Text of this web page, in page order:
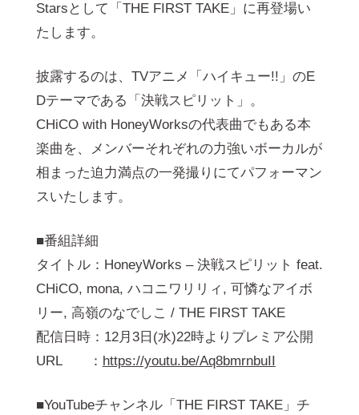
Starsとして「THE FIRST TAKE」に再登場い
たします。
披露するのは、TVアニメ「ハイキュー!!」のE
Dテーマである「決戦スピリット」。
CHiCO with HoneyWorksの代表曲でもある本
楽曲を、メンバーそれぞれの力強いボーカルが
相まった迫力満点の一発撮りにてパフォーマン
スいたします。
■番組詳細
タイトル：HoneyWorks – 決戦スピリット feat.
CHiCO, mona, ハコニワリリィ, 可憐なアイボ
リー, 高嶺のなでしこ / THE FIRST TAKE
配信日時：12月3日(水)22時よりプレミア公開
URL ： https://youtu.be/Aq8bmrnbuII
■YouTubeチャンネル「THE FIRST TAKE」チ